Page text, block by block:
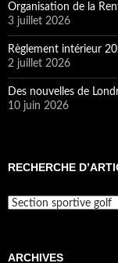
Organisation de la
3 juillet 2026
Règlement intérieur
2 juillet 2026
Des nouvelles de
10 juin 2026
RECHERCHE
Recherche
ARCHIVES